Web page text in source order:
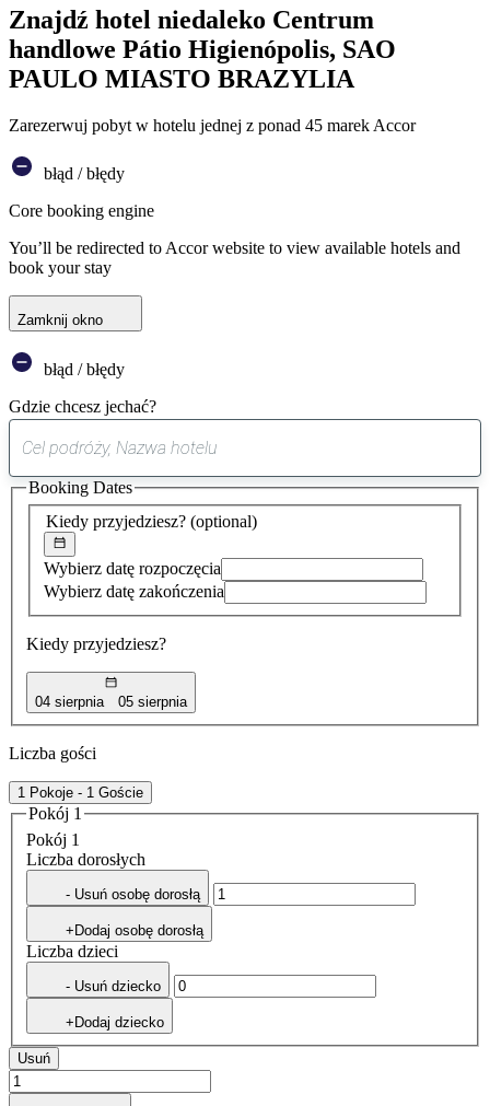
Znajdź hotel niedaleko Centrum
handlowe Pátio Higienópolis, SAO
PAULO MIASTO BRAZYLIA
Zarezerwuj pobyt w hotelu jednej z ponad 45 marek Accor
błąd / błędy
Core booking engine
You’ll be redirected to Accor website to view available hotels and
book your stay
Zamknij okno
błąd / błędy
Gdzie chcesz jechać?
sugestia
została
znaleziona
Kiedy przyjedziesz? (optional)
Wybierz datę rozpoczęcia
Wybierz datę zakończenia
Kiedy przyjedziesz?
04 sierpnia 05 sierpnia
Booking Dates
Liczba gości
1 Pokoje - 1 Goście
Pokój 1
Pokój 1
Liczba dorosłych
- Usuń osobę dorosłą
+Dodaj osobę dorosłą
Liczba dzieci
- Usuń dziecko
+Dodaj dziecko
Usuń